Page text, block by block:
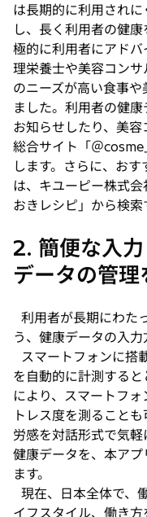
は長期的に利用され
し、長く利用者の健
極的に利用者にアド
理栄養士や美容コン
のニーズが高い食事
ました。利用者の健
お知らせしたり、美
総合サイト「＠
します。さらに、お
は、キユーピー株式
おきレシピ」から検索
2. 簡便な入
データの管理
利用者が長期にわた
う、健康データの入力
スマートフォンに搭
を自動的に計測する
により、スマートフ
トレス度を測ること
労感を対話形式で気
健康データを、本ア
ます。
現在、日本全体で、
イフスタイル、働き方